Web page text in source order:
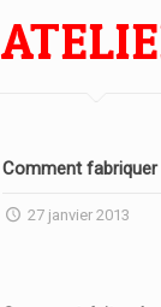
Comment
27 janvier 2013